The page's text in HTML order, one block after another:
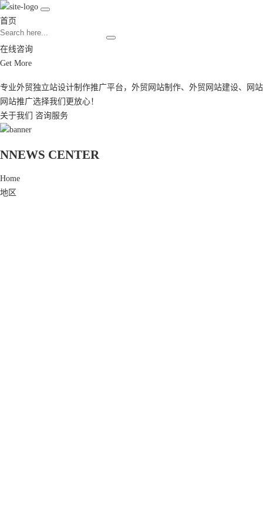
首页
在线咨询
Get More
专业外贸独立站设计制作推广平台， 外贸网站制作、 外贸网站建设、
网站
网站推广选择我们更放心！
关于我们
咨询服务
NNEWS CENTER
Home
地区